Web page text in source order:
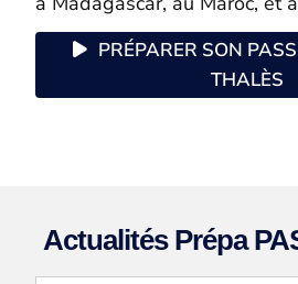
PRÉPARER SON
THALÈS
Actualités Prépa